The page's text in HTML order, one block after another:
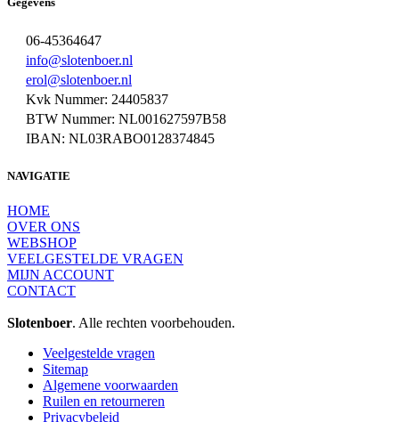
06-45364647
info@slotenboer.nl
erol@slotenboer.nl
Kvk Nummer: 24405837
BTW Nummer: NL001627597B58
IBAN: NL03RABO0128374845
NAVIGATIE
HOME
OVER ONS
WEBSHOP
VEELGESTELDE VRAGEN
MIJN ACCOUNT
CONTACT
Slotenboer. Alle rechten voorbehouden.
Veelgestelde vragen
Sitemap
Algemene voorwaarden
Ruilen en retourneren
Privacybeleid